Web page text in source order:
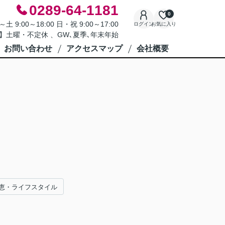
0289-64-1181
土 9:00～18:00 日・祝 9:00～17:00
土曜・不定休 、GW､夏季､年末年始
ログインお気に入り
0
お問い合わせ アクセスマップ 会社概要
・ライフスタイル